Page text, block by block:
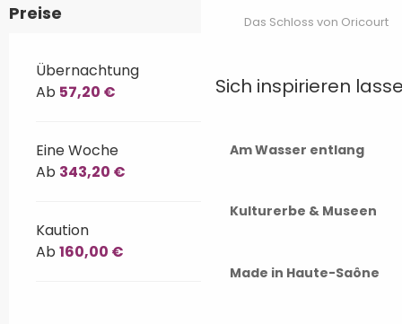
Das Schloss von Oricourt
Sich inspirieren
Am Wasser entlang
Kulturerbe & Museen
Made in Haute-Saône
Preise
Übernachtung
Ab 57,20 €
Eine Woche
Ab 343,20 €
Kaution
Ab 160,00 €